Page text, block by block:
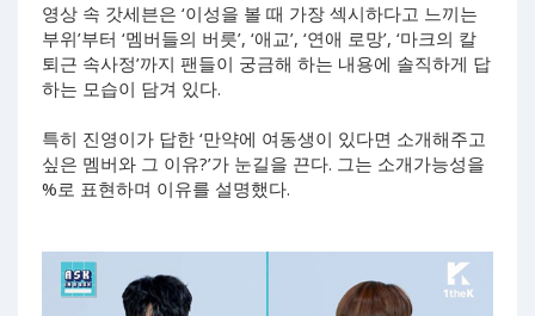
영상 속 갓세븐은 ‘이성을 볼 때 가장 섹시하다고 느끼는
부위’부터 ‘멤버들의 버릇’, ‘애교’, ‘연애 로망’, ‘마크의 칼
퇴근 속사정’까지 팬들이 궁금해 하는 내용에 솔직하게 답
하는 모습이 담겨 있다.
특히 진영이가 답한 ‘만약에 여동생이 있다면 소개해주고
싶은 멤버와 그 이유?’가 눈길을 끈다. 그는 소개가능성을
%로 표현하며 이유를 설명했다.